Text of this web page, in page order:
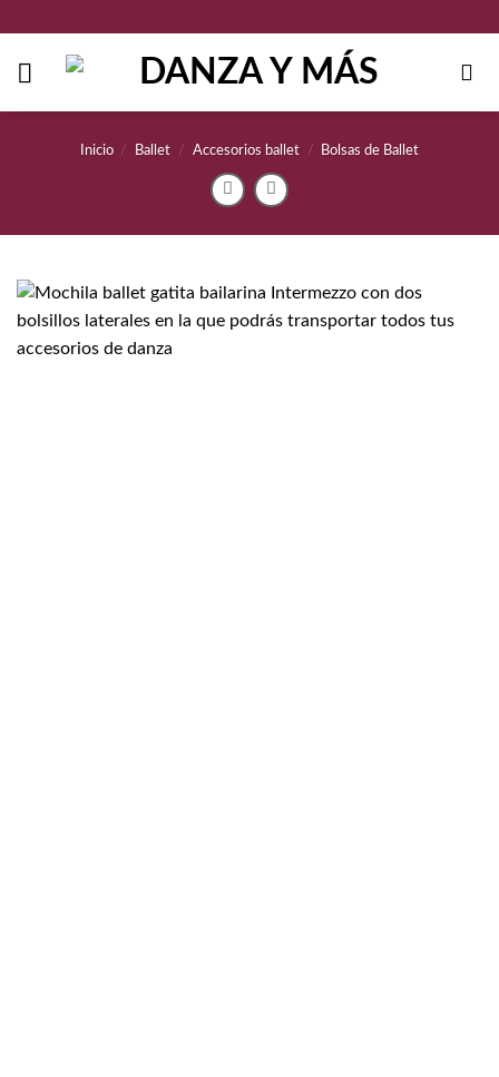
contenido
Inicio / Ballet / Accesorios ballet / Bolsas de Ballet